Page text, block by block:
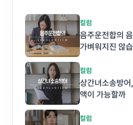
컬럼
음주운전합의
가벼워지진 않
컬럼
상간녀소송방
액이 가능할까
컬럼